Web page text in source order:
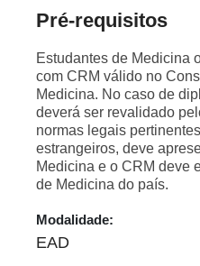
Pré-requisitos
Estudantes de Medicina
com CRM válido no
Medicina. No caso de
deverá ser revalidado
normas legais
estrangeiros, deve
Medicina e o CRM deve
de Medicina do país.
Modalidade:
EAD